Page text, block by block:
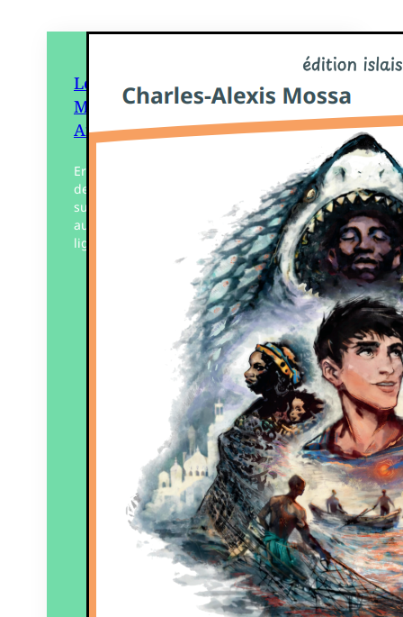
Le Requin ventriloque –
Mémoires d’un mousse en
Afrique
Erwan, adolescent de l’École des pêches
de l’île d’Yeu embarque comme mousse
sur un chalutier spécialisé dans la pêche
au thon. Un formidable récit dans la
lignée des…
Édition Islaise
01/03/2026